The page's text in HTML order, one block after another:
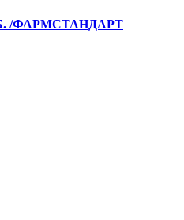
/ФАРМСТАНДАРТ